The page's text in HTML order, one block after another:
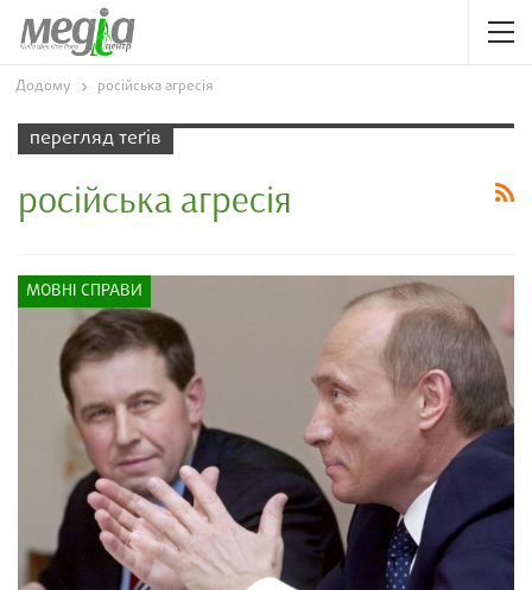
Додому російська агресія
перегляд теґів
російська агресія
МОВНІ СПРАВИ